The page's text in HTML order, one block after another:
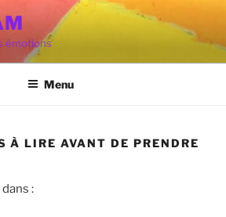
émotions
Menu
À LIRE AVANT DE PRENDRE
: